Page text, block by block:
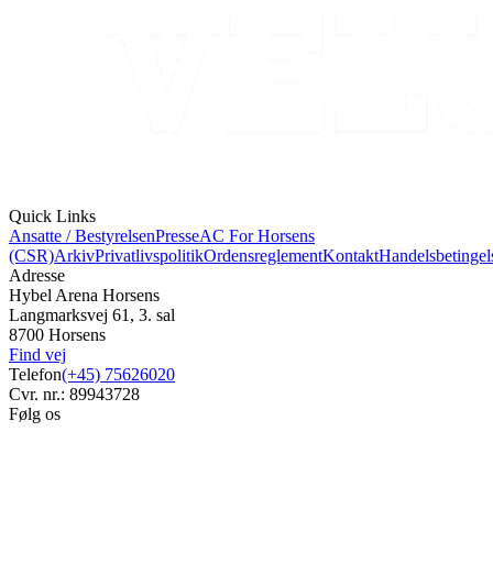
Quick Links
Ansatte / BestyrelsenPresseAC For Horsens
(CSR)ArkivPrivatlivspolitikOrdensreglementKontakt
Adresse
Hybel Arena Horsens
Langmarksvej 61, 3. sal
8700 Horsens
Find vej
Telefon(+45) 75626020
Cvr. nr.: 89943728
Følg os